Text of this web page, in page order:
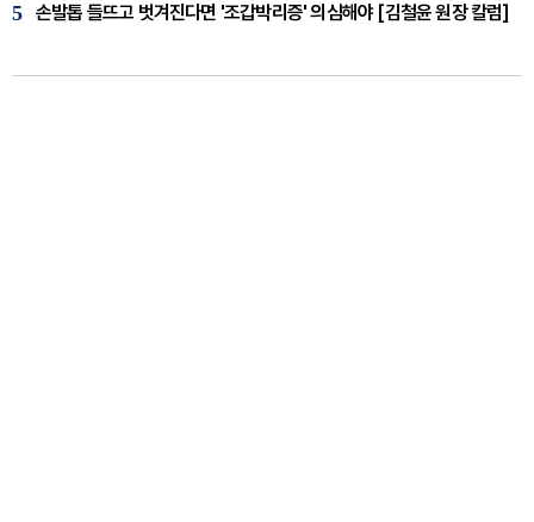
5 손발톱 들뜨고 벗겨진다면 '조갑박리증' 의심해야 [김철윤 원장 칼럼]